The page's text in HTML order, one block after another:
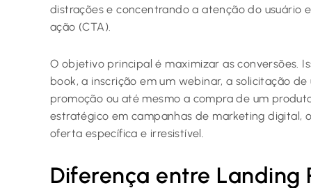
distrações e concentrando a atenção do usuário
ação (CTA).
O objetivo principal é maximizar as conversões.
book, a inscrição em um webinar, a solicitação
promoção ou até mesmo a compra de um
estratégico em campanhas de marketing digital,
oferta específica e irresistível.
Diferença entre Landing